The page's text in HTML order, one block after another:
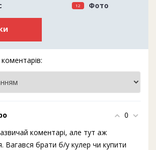
12 Фото
0
коментарі, але тут аж
Вагався брати б/у кулер чи купити